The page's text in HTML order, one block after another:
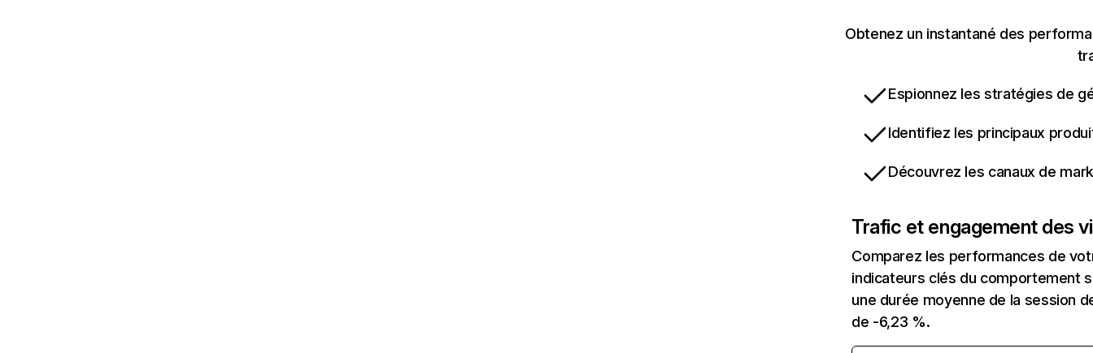
Obtenez un instantané des
Espionnez les stratégies de
Identifiez les principaux
Découvrez les canaux de
Trafic et engagement des
Comparez les performances de
indicateurs clés du comportement
une durée moyenne de la session
de -6,23 %.